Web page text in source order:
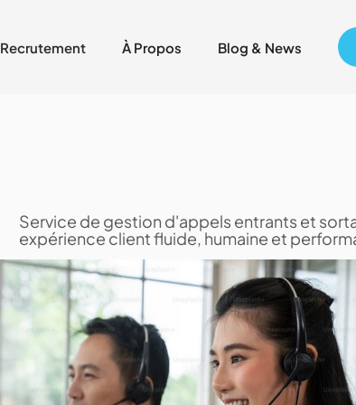
Recrutement À Propos Blog & News
Service de gestion d'appels entrants et
expérience client fluide, humaine et